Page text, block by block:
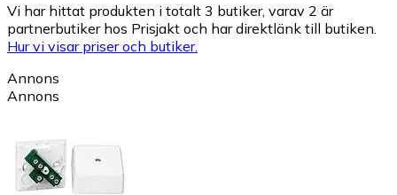
Vi har hittat produkten i totalt 3 butiker, varav 2 är
partnerbutiker hos Prisjakt och har direktlänk till butiken.
Hur vi visar priser och butiker.
Annons
Annons